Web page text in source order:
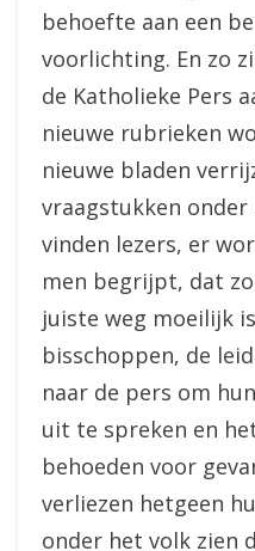
behoefte aan een
voorlichting. En zo
de Katholieke Pers
nieuwe rubrieken
nieuwe bladen
vraagstukken onder
vinden lezers, er
men begrijpt, dat
juiste weg moeilijk
bisschoppen, de
naar de pers om
uit te spreken en
behoeden voor
verliezen hetgeen
onder het volk zien